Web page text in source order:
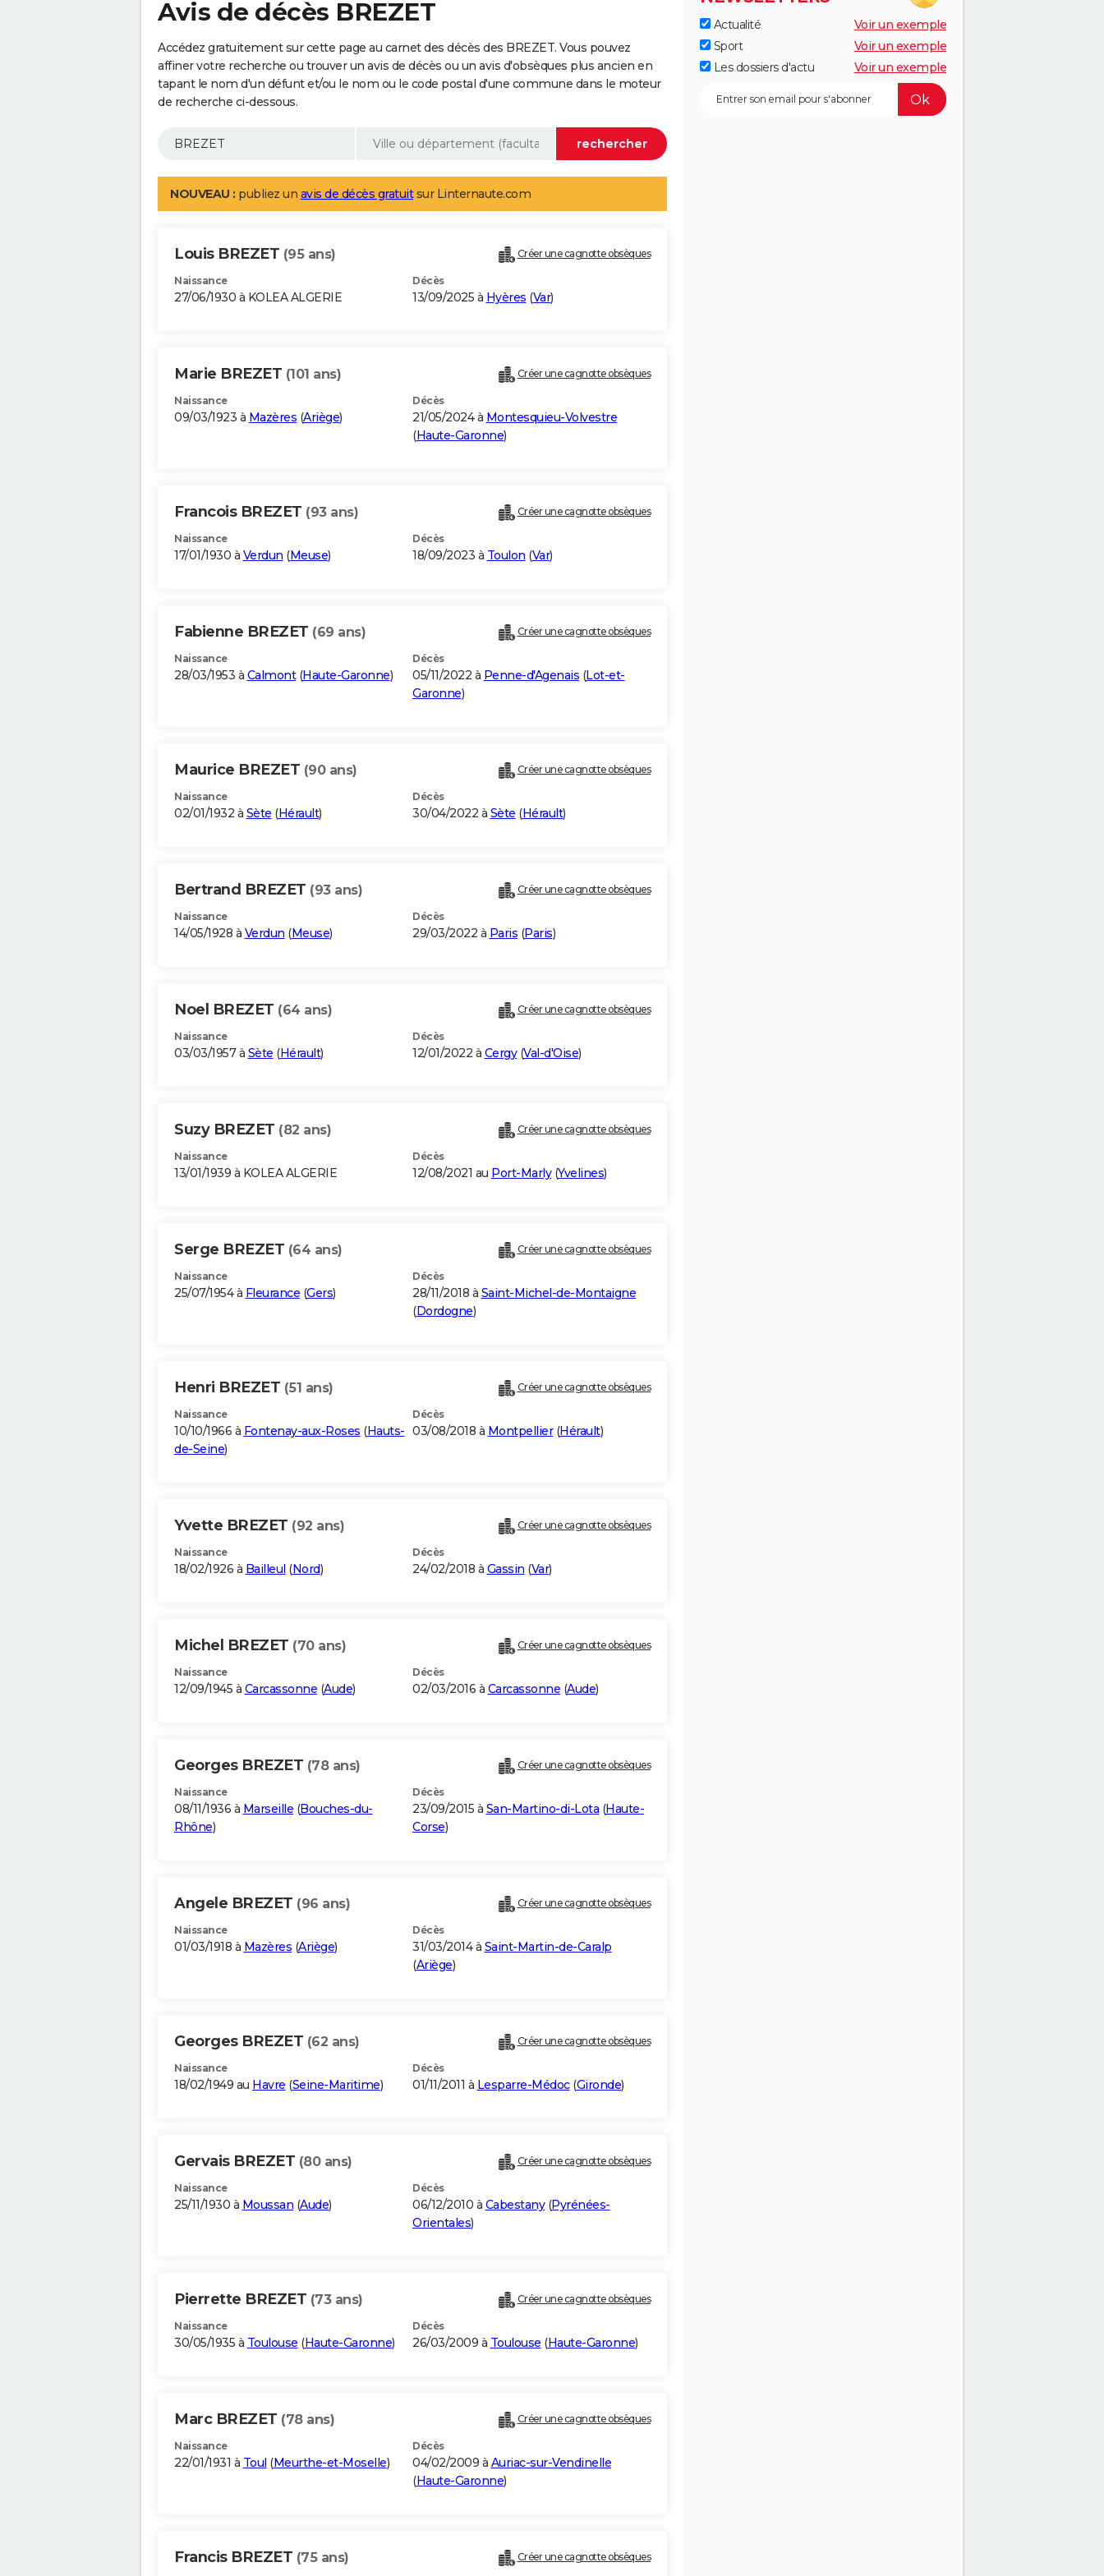
Avis de décès BREZET
Accédez gratuitement sur cette page au carnet des décès des BREZET. Vous pouvez
affiner votre recherche ou trouver un avis de décès ou un avis d'obsèques plus ancien en
tapant le nom d'un défunt et/ou le nom ou le code postal d'une commune dans le moteur
de recherche ci-dessous.
NOUVEAU : publiez un avis de décès gratuitsur Linternaute.com
Louis BREZET (95 ans) Créer une cagnotte obsèques
Naissance
27/06/1930 à KOLEA ALGERIE
Décès
13/09/2025 à Hyères (Var)
Marie BREZET (101 ans) Créer une cagnotte obsèques
Naissance
09/03/1923 à Mazères (Ariège)
Décès
21/05/2024 à Montesquieu-Volvestre
(Haute-Garonne)
Francois BREZET (93 ans) Créer une cagnotte obsèques
Naissance
17/01/1930 à Verdun (Meuse)
Décès
18/09/2023 à Toulon (Var)
Fabienne BREZET (69 ans) Créer une cagnotte obsèques
Naissance
28/03/1953 à Calmont(Haute-Garonne)
Décès
05/11/2022 à Penne-d'Agenais (Lot-et-
Garonne)
Maurice BREZET (90 ans) Créer une cagnotte obsèques
Naissance
02/01/1932 à Sète (Hérault)
Décès
30/04/2022 à Sète (Hérault)
Bertrand BREZET (93 ans) Créer une cagnotte obsèques
Naissance
14/05/1928 à Verdun (Meuse)
Décès
29/03/2022 à Paris (Paris)
Noel BREZET (64 ans) Créer une cagnotte obsèques
Naissance
03/03/1957 à Sète (Hérault)
Décès
12/01/2022 à Cergy(Val-d'Oise)
Suzy BREZET (82 ans) Créer une cagnotte obsèques
Naissance
13/01/1939 à KOLEA ALGERIE
Décès
12/08/2021 au Port-Marly(Yvelines)
Serge BREZET (64 ans) Créer une cagnotte obsèques
Naissance
25/07/1954 à Fleurance (Gers)
Décès
28/11/2018 à Saint-Michel-de-Montaigne
(Dordogne)
Henri BREZET (51 ans) Créer une cagnotte obsèques
Naissance
10/10/1966 à Fontenay-aux-Roses (Hauts-
de-Seine)
Décès
03/08/2018 à Montpellier(Hérault)
Yvette BREZET (92 ans) Créer une cagnotte obsèques
Naissance
18/02/1926 à Bailleul (Nord)
Décès
24/02/2018 à Gassin (Var)
Michel BREZET (70 ans) Créer une cagnotte obsèques
Naissance
12/09/1945 à Carcassonne (Aude)
Décès
02/03/2016 à Carcassonne (Aude)
Georges BREZET (78 ans) Créer une cagnotte obsèques
Naissance
08/11/1936 à Marseille (Bouches-du-
Rhône)
Décès
23/09/2015 à San-Martino-di-Lota (Haute-
Corse)
Angele BREZET (96 ans) Créer une cagnotte obsèques
Naissance
01/03/1918 à Mazères (Ariège)
Décès
31/03/2014 à Saint-Martin-de-Caralp
(Ariège)
Georges BREZET (62 ans) Créer une cagnotte obsèques
Naissance
18/02/1949 au Havre (Seine-Maritime)
Décès
01/11/2011 à Lesparre-Médoc(Gironde)
Gervais BREZET (80 ans) Créer une cagnotte obsèques
Naissance
25/11/1930 à Moussan (Aude)
Décès
06/12/2010 à Cabestany(Pyrénées-
Orientales)
Pierrette BREZET (73 ans) Créer une cagnotte obsèques
Naissance
30/05/1935 à Toulouse (Haute-Garonne)
Décès
26/03/2009 à Toulouse (Haute-Garonne)
Marc BREZET (78 ans) Créer une cagnotte obsèques
Naissance
22/01/1931 à Toul (Meurthe-et-Moselle)
Décès
04/02/2009 à Auriac-sur-Vendinelle
(Haute-Garonne)
Francis BREZET (75 ans) Créer une cagnotte obsèques
Actualité
Voir un exemple
Sport
Voir un exemple
Les dossiers d'actu
Voir un exemple